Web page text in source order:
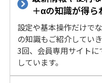
＋αの知識が得ら
設定や基本操作だけで
の知識もご紹介してい
3回、会員専用サイト
しています。